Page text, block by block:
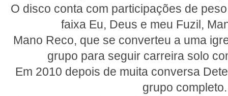
O disco conta com participações de
faixa Eu, Deus e meu Fuzil,
Mano Reco, que se converteu a uma
grupo para seguir carreira solo
Em 2010 depois de muita conversa
grupo completo.